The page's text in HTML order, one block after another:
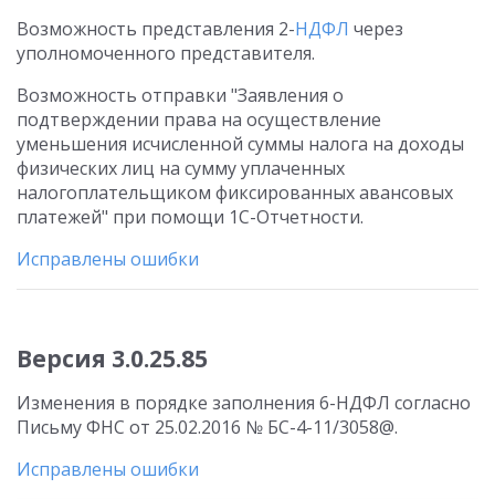
Возможность представления 2-НДФЛ через
уполномоченного представителя.
Возможность отправки "Заявления о
подтверждении права на осуществление
уменьшения исчисленной суммы налога на доходы
физических лиц на сумму уплаченных
налогоплательщиком фиксированных авансовых
платежей" при помощи 1С-Отчетности.
Исправлены ошибки
Версия 3.0.25.85
Изменения в порядке заполнения 6-НДФЛ согласно
Письму ФНС от 25.02.2016 № БС-4-11/3058@.
Исправлены ошибки